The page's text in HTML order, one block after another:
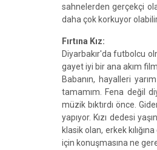
sahnelerden gerçekçi
daha çok korkuyor
Fırtına Kız:
Diyarbakır'da futbolcu
gayet iyi bir ana akım
Babanın, hayalleri
tamamım. Fena değil
müzik bıktırdı önce.
yapıyor. Kızı dedesi
klasik olan, erkek
için konuşmasına ne